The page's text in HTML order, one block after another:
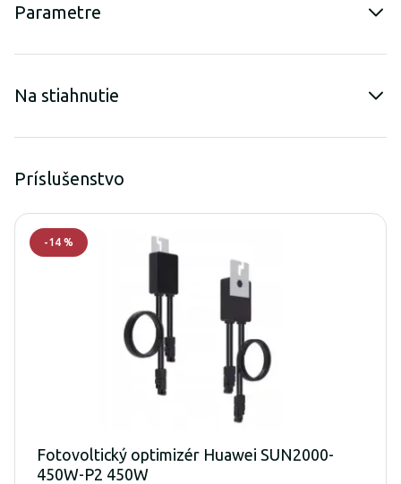
Parametre
Na stiahnutie
Príslušenstvo
-14 %
Fotovoltický optimizér Huawei SUN2000-
450W-P2 450W